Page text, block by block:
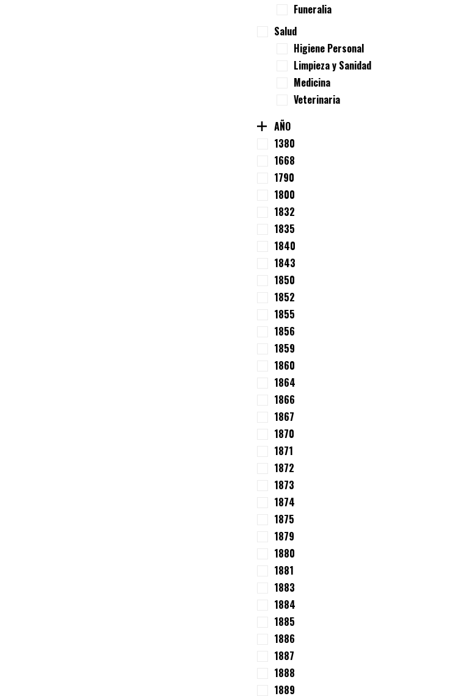
Funeralia
Salud
Higiene Personal
Limpieza y Sanidad
Medicina
Veterinaria
AÑO
1380
1668
1790
1800
1832
1835
1840
1843
1850
1852
1855
1856
1859
1860
1864
1866
1867
1870
1871
1872
1873
1874
1875
1879
1880
1881
1883
1884
1885
1886
1887
1888
1889